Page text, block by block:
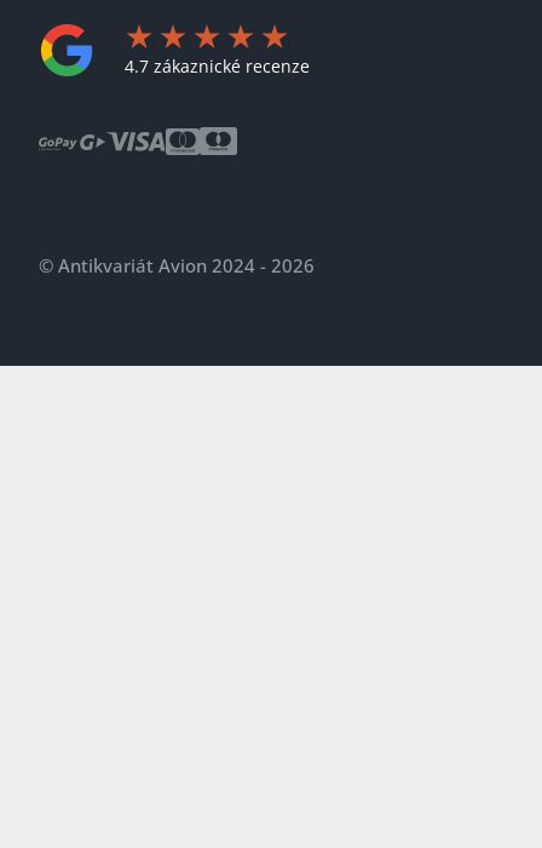
4.7 zákaznické recenze
© Antikvariát Avion 2024 - 2026